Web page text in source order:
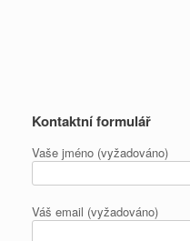
Kontaktní formulář
Vaše jméno (vyžadováno)
Váš email (vyžadováno)